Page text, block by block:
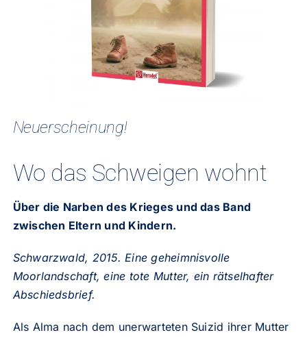
Neuerscheinung!
Wo das Schweigen wohnt
Über die Narben des Krieges und das Band
zwischen Eltern und Kindern.
Schwarzwald, 2015. Eine geheimnisvolle
Moorlandschaft, eine tote Mutter, ein rätselhafter
Abschiedsbrief.
Als Alma nach dem unerwarteten Suizid ihrer Mutter